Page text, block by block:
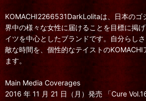
KOMACHI2266531DarkLolitaは、日本のゴ
界中の様々な女性に届けることを目標に掲
イツを中心としたブランドです。自分らし
敵な時間を、個性的なテイストのKOMACHI
ます。
Main Media Coverages
2016 年 11 月 21 日（月）発売 「Cure